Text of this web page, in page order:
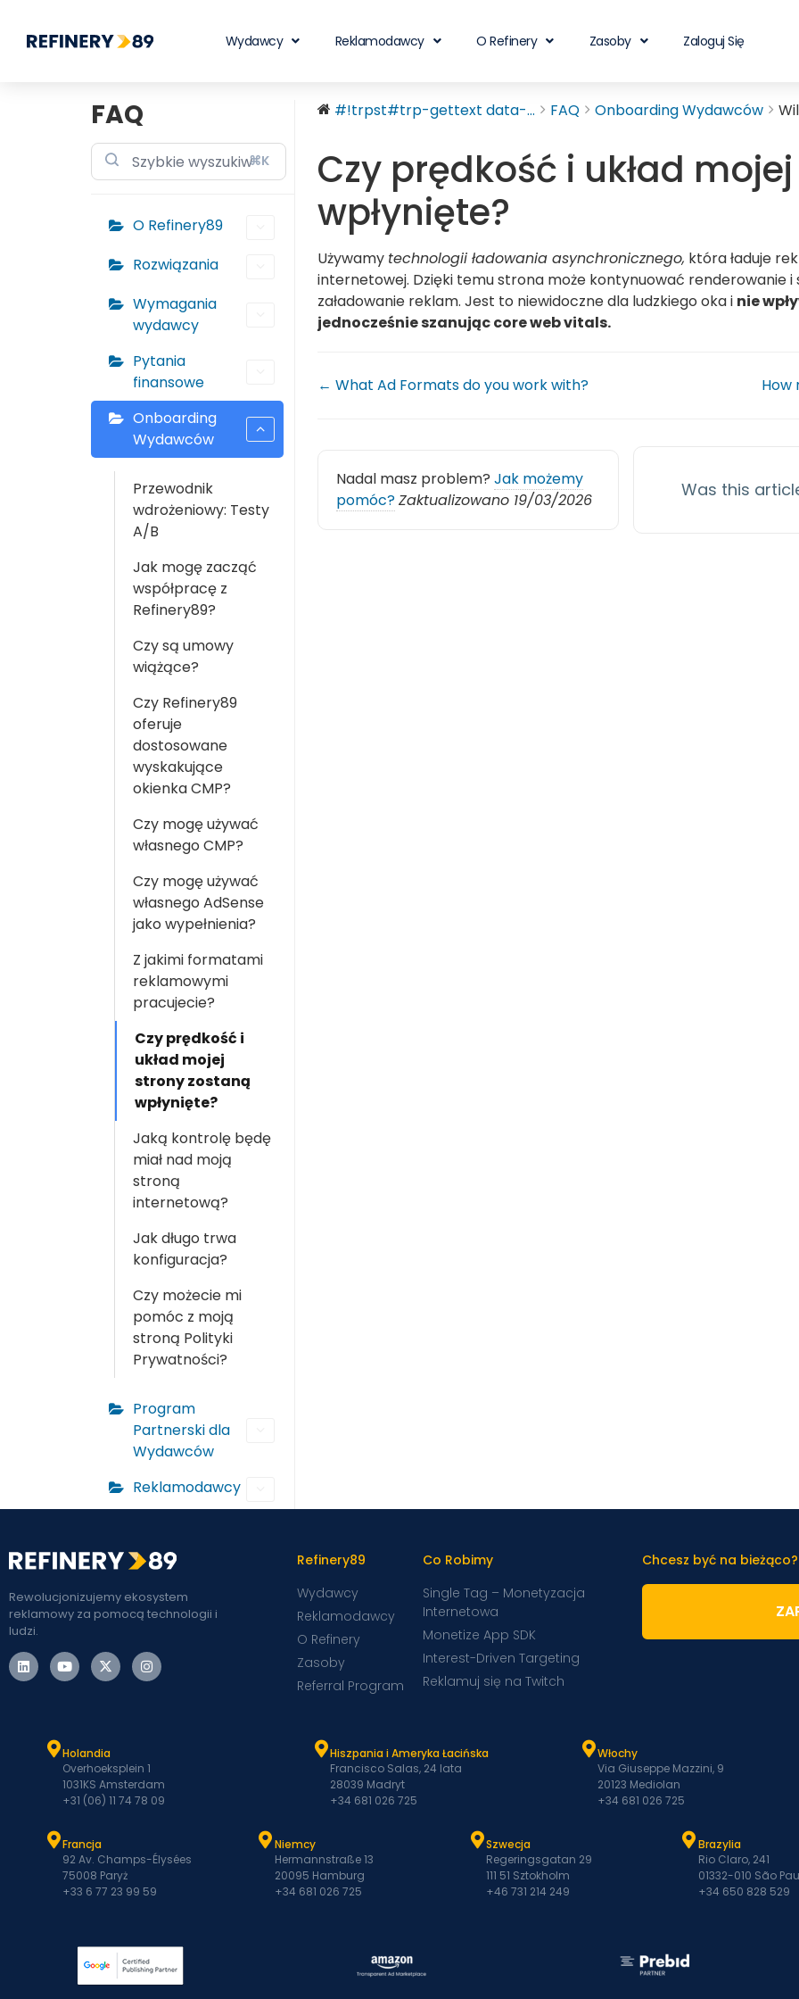
Wydawcy Reklamodawcy O Refinery Zasoby Zaloguj Się
FAQ
⌘K
O Refinery89
Rozwiązania
Wymagania
wydawcy
Pytania
finansowe
Onboarding
Wydawców
Przewodnik
wdrożeniowy: Testy
A/B
Jak mogę zacząć
współpracę z
Refinery89?
Czy są umowy
wiążące?
Czy Refinery89
oferuje
dostosowane
wyskakujące
okienka CMP?
Czy mogę używać
własnego CMP?
Czy mogę używać
własnego AdSense
jako wypełnienia?
Z jakimi formatami
reklamowymi
pracujecie?
Czy prędkość i
układ mojej
strony zostaną
wpłynięte?
Jaką kontrolę będę
miał nad moją
stroną
internetową?
Jak długo trwa
konfiguracja?
Czy możecie mi
pomóc z moją
stroną Polityki
Prywatności?
Program
Partnerski dla
Wydawców
Reklamodawcy
#!trpst#trp-gettext data-... FAQ Onboarding Wydawców
Czy prędkość i układ
wpłynięte?
Używamy technologii ładowania asynchronicznego, która ładuje
internetowej. Dzięki temu strona może kontynuować renderowanie
załadowanie reklam. Jest to niewidoczne dla ludzkiego oka i nie
jednocześnie szanując core web vitals.
← What Ad Formats do you work with? How
Nadal masz problem? Jak możemy
pomóc?Zaktualizowano 19/03/2026 Was this
Rewolucjonizujemy ekosystem
reklamowy za pomocą technologii i
ludzi.
Refinery89
Wydawcy
Reklamodawcy
O Refinery
Zasoby
Referral Program
Co Robimy
Single Tag – Monetyzacja
Internetowa
Monetize App SDK
Interest-Driven Targeting
Reklamuj się na Twitch
Chcesz być na
Holandia
Overhoeksplein 1
1031KS Amsterdam
+31 (06) 11 74 78 09
Hiszpania i Ameryka Łacińska
Francisco Salas, 24 lata
28039 Madryt
+34 681 026 725
Włochy
Via Giuseppe Mazzini, 9
20123 Mediolan
+34 681 026 725
Francja
92 Av. Champs-Élysées
75008 Paryż
+33 6 77 23 99 59
Niemcy
Hermannstraße 13
20095 Hamburg
+34 681 026 725
Szwecja
Regeringsgatan 29
111 51 Sztokholm
+46 731 214 249
Brazylia
Rio Claro, 241
01332-010 São
+34 650 828 529